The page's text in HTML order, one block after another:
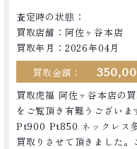
査定時の状態：
買取店舗：阿佐ヶ谷本店
買取年月：2026年04月
買取金額：
買取虎福 阿佐ヶ谷本店の
をご覧頂き有難うござい
Pt900 Pt850 ネックレス
買取りさせて頂きました。